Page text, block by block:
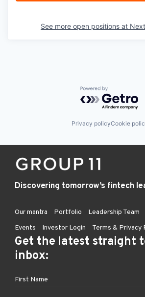
See more open positions at
Powered by
Privacy policyCookie
Discovering tomorrow’s fintech
Our mantra Portfolio Leadership Team
Events
Investor Login Terms & Privacy
Get the latest straight
inbox: